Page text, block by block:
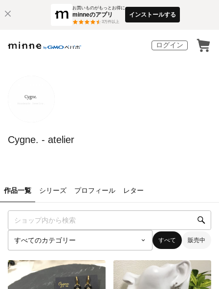
お買いものがもっとお得に
minneのアプリ
3万件以上
インストールする
ログイン
Cygne. - atelier
作品一覧 シリーズ プロフィール レター
すべて 販売中